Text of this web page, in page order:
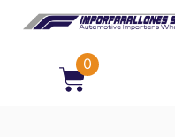
0